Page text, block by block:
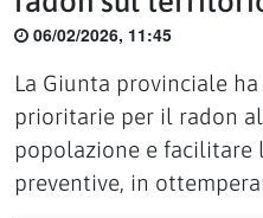
06/02/2026, 11:45
La Giunta provinciale
prioritarie per il radon
popolazione e facilitare
preventive, in